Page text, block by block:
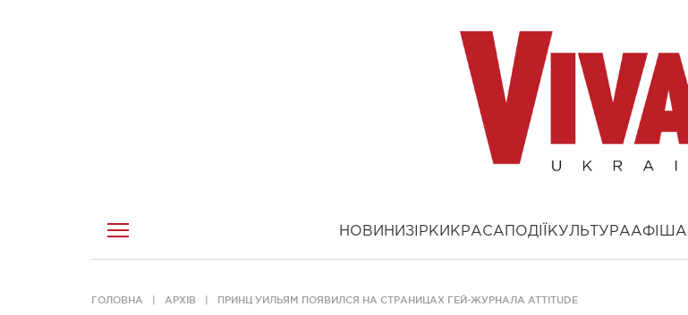
НОВИНИ ЗІРКИ КРАСА ПОДІЇ КУЛЬТУРААФІША
ГОЛОВНА АРХІВ ПРИНЦ УИЛЬЯМ ПОЯВИЛСЯ НА СТРАНИЦАХ ГЕЙ-ЖУРНАЛА ATTITUDE